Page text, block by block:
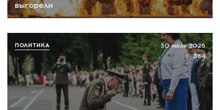
выгорели
30 июля 2026
384
ПОЛИТИКА